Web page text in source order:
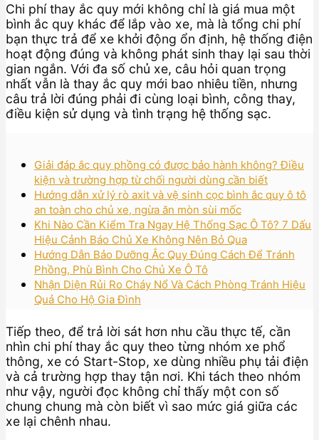
Chi phí thay ắc quy mới không chỉ là giá mua một
bình ắc quy khác để lắp vào xe, mà là tổng chi phí
bạn thực trả để xe khởi động ổn định, hệ thống điện
hoạt động đúng và không phát sinh thay lại sau thời
gian ngắn. Với đa số chủ xe, câu hỏi quan trọng
nhất vẫn là thay ắc quy mới bao nhiêu tiền, nhưng
câu trả lời đúng phải đi cùng loại bình, công thay,
điều kiện sử dụng và tình trạng hệ thống sạc.
Giải đáp ắc quy phồng có được bảo hành không? Điều
kiện và trường hợp từ chối người dùng cần biết
Hướng dẫn xử lý rò axit và vệ sinh cọc bình ắc quy ô tô
an toàn cho chủ xe, ngừa ăn mòn sùi mốc
Khi Nào Cần Kiểm Tra Ngay Hệ Thống Sạc Ô Tô? 7 Dấu
Hiệu Cảnh Báo Chủ Xe Không Nên Bỏ Qua
Hướng Dẫn Bảo Dưỡng Ắc Quy Đúng Cách Để Tránh
Phồng, Phù Bình Cho Chủ Xe Ô Tô
Nhận Diện Rủi Ro Cháy Nổ Và Cách Phòng Tránh Hiệu
Quả Cho Hộ Gia Đình
Tiếp theo, để trả lời sát hơn nhu cầu thực tế, cần
nhìn chi phí thay ắc quy theo từng nhóm xe phổ
thông, xe có Start-Stop, xe dùng nhiều phụ tải điện
và cả trường hợp thay tận nơi. Khi tách theo nhóm
như vậy, người đọc không chỉ thấy một con số
chung chung mà còn biết vì sao mức giá giữa các
xe lại chênh nhau.